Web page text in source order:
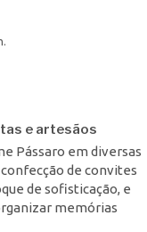
e artesãos
Pássaro em diversas
de convites
de sofisticação, e
memórias